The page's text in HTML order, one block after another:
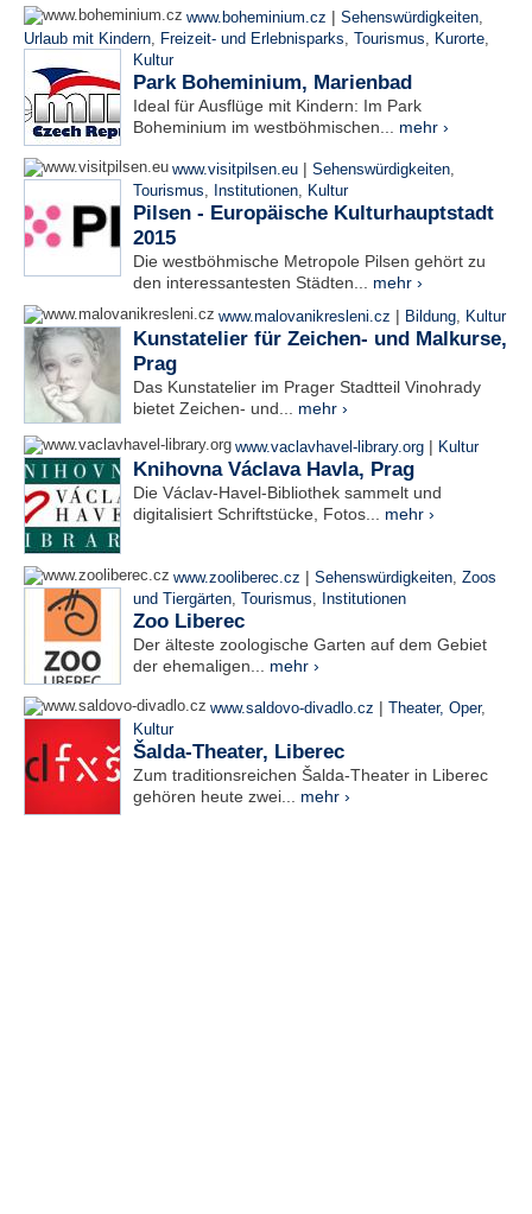
www.boheminium.cz | Sehenswürdigkeiten,
Urlaub mit Kindern, Freizeit- und Erlebnisparks, Tourismus, Kurorte,
Kultur
Park Boheminium, Marienbad
Ideal für Ausflüge mit Kindern: Im Park
Boheminium im westböhmischen... mehr ›
www.visitpilsen.eu | Sehenswürdigkeiten,
Tourismus, Institutionen, Kultur
Pilsen - Europäische Kulturhauptstadt
2015
Die westböhmische Metropole Pilsen gehört zu
den interessantesten Städten... mehr ›
www.malovanikresleni.cz | Bildung, Kultur
Kunstatelier für Zeichen- und Malkurse,
Prag
Das Kunstatelier im Prager Stadtteil Vinohrady
bietet Zeichen- und... mehr ›
www.vaclavhavel-library.org | Kultur
Knihovna Václava Havla, Prag
Die Václav-Havel-Bibliothek sammelt und
digitalisiert Schriftstücke, Fotos... mehr ›
www.zooliberec.cz | Sehenswürdigkeiten, Zoos
und Tiergärten, Tourismus, Institutionen
Zoo Liberec
Der älteste zoologische Garten auf dem Gebiet
der ehemaligen... mehr ›
www.saldovo-divadlo.cz | Theater, Oper,
Kultur
Šalda-Theater, Liberec
Zum traditionsreichen Šalda-Theater in Liberec
gehören heute zwei... mehr ›